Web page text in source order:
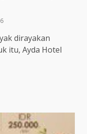
dirayakan
itu, Ayda Hotel